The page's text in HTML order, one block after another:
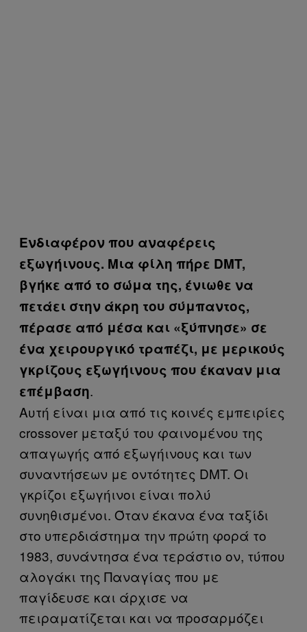
Ενδιαφέρον που αναφέρεις
εξωγήινους. Μια φίλη πήρε DMT,
βγήκε από το σώμα της, ένιωθε να
πετάει στην άκρη του σύμπαντος,
πέρασε από μέσα και «ξύπνησε» σε
ένα χειρουργικό τραπέζι, με μερικούς
γκρίζους εξωγήινους που έκαναν μια
επέμβαση.
Αυτή είναι μια από τις κοινές εμπειρίες
crossover μεταξύ του φαινομένου της
απαγωγής από εξωγήινους και των
συναντήσεων με οντότητες DMT. Οι
γκρίζοι εξωγήινοι είναι πολύ
συνηθισμένοι. Όταν έκανα ένα ταξίδι
στο υπερδιάστημα την πρώτη φορά το
1983, συνάντησα ένα τεράστιο ον, τύπου
αλογάκι της Παναγίας που με
παγίδευσε και άρχισε να
πειραματίζεται και να προσαρμόζει